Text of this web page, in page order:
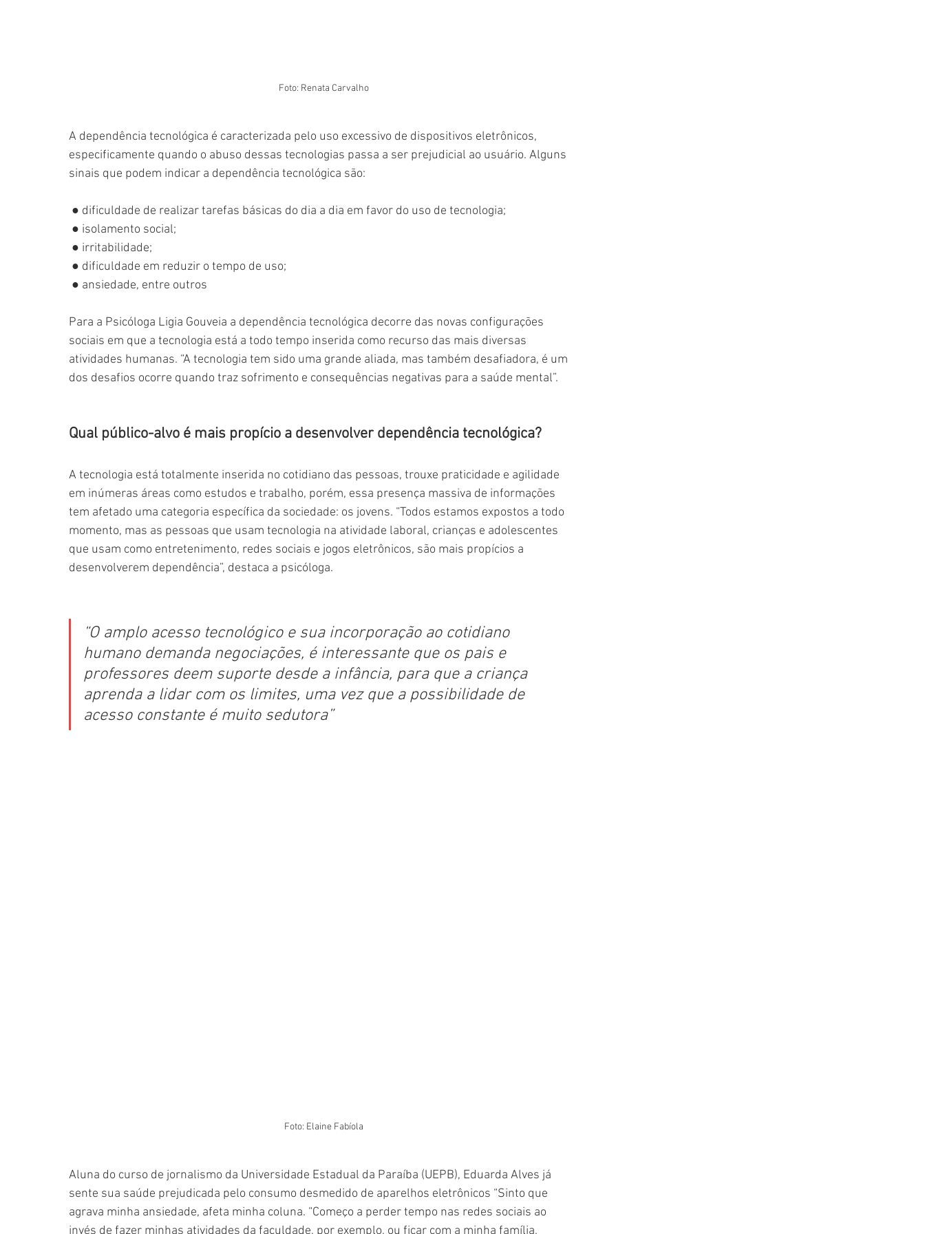
Foto: Renata Carvalho
A dependência tecnológica é caracterizada pelo uso excessivo de dispositivos eletrônicos,
especificamente quando o abuso dessas tecnologias passa a ser prejudicial ao usuário. Alguns
sinais que podem indicar a dependência tecnológica são:
● dificuldade de realizar tarefas básicas do dia a dia em favor do uso de tecnologia;
● isolamento social;
● irritabilidade;
● dificuldade em reduzir o tempo de uso;
● ansiedade, entre outros
Para a Psicóloga Ligia Gouveia a dependência tecnológica decorre das novas configurações
sociais em que a tecnologia está a todo tempo inserida como recurso das mais diversas
atividades humanas. “A tecnologia tem sido uma grande aliada, mas também desafiadora, é um
dos desafios ocorre quando traz sofrimento e consequências negativas para a saúde mental”.
Qual público-alvo é mais propício a desenvolver dependência tecnológica?
A tecnologia está totalmente inserida no cotidiano das pessoas, trouxe praticidade e agilidade
em inúmeras áreas como estudos e trabalho, porém, essa presença massiva de informações
tem afetado uma categoria específica da sociedade: os jovens. “Todos estamos expostos a todo
momento, mas as pessoas que usam tecnologia na atividade laboral, crianças e adolescentes
que usam como entretenimento, redes sociais e jogos eletrônicos, são mais propícios a
desenvolverem dependência”, destaca a psicóloga.
“O amplo acesso tecnológico e sua incorporação ao cotidiano
humano demanda negociações, é interessante que os pais e
professores deem suporte desde a infância, para que a criança
aprenda a lidar com os limites, uma vez que a possibilidade de
acesso constante é muito sedutora”
Foto: Elaine Fabíola
Aluna do curso de jornalismo da Universidade Estadual da Paraíba (UEPB), Eduarda Alves já
sente sua saúde prejudicada pelo consumo desmedido de aparelhos eletrônicos “Sinto que
agrava minha ansiedade, afeta minha coluna. “Começo a perder tempo nas redes sociais ao
invés de fazer minhas atividades da faculdade, por exemplo, ou ficar com a minha família,